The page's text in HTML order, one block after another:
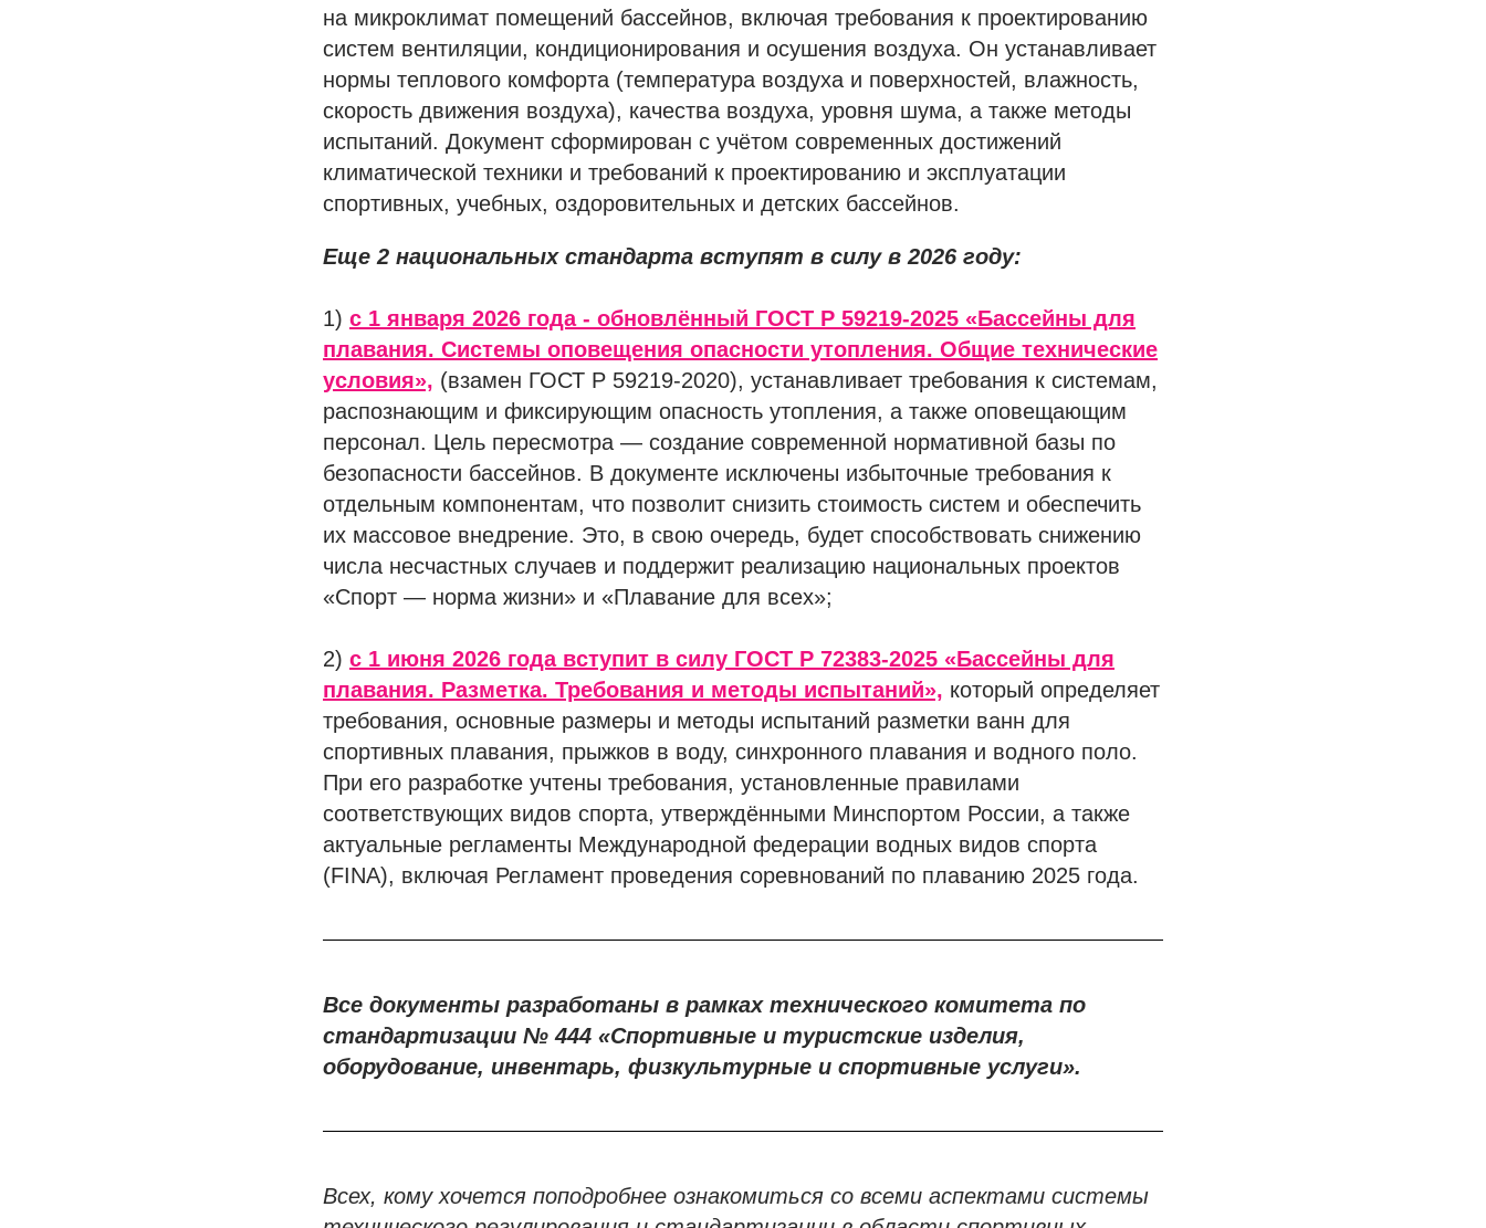
на микроклимат помещений бассейнов, включая требования к проектированию
систем вентиляции, кондиционирования и осушения воздуха. Он устанавливает
нормы теплового комфорта (температура воздуха и поверхностей, влажность,
скорость движения воздуха), качества воздуха, уровня шума, а также методы
испытаний. Документ сформирован с учётом современных достижений
климатической техники и требований к проектированию и эксплуатации
спортивных, учебных, оздоровительных и детских бассейнов.
Еще 2 национальных стандарта вступят в силу в 2026 году:
1) с 1 января 2026 года - обновлённый ГОСТ Р 59219-2025 «Бассейны для
плавания. Системы оповещения опасности утопления. Общие технические
условия», (взамен ГОСТ Р 59219-2020), устанавливает требования к системам,
распознающим и фиксирующим опасность утопления, а также оповещающим
персонал. Цель пересмотра — создание современной нормативной базы по
безопасности бассейнов. В документе исключены избыточные требования к
отдельным компонентам, что позволит снизить стоимость систем и обеспечить
их массовое внедрение. Это, в свою очередь, будет способствовать снижению
числа несчастных случаев и поддержит реализацию национальных проектов
«Спорт — норма жизни» и «Плавание для всех»;
2) с 1 июня 2026 года вступит в силу ГОСТ Р 72383-2025 «Бассейны для
плавания. Разметка. Требования и методы испытаний», который определяет
требования, основные размеры и методы испытаний разметки ванн для
спортивных плавания, прыжков в воду, синхронного плавания и водного поло.
При его разработке учтены требования, установленные правилами
соответствующих видов спорта, утверждёнными Минспортом России, а также
актуальные регламенты Международной федерации водных видов спорта
(FINA), включая Регламент проведения соревнований по плаванию 2025 года.
Все документы разработаны в рамках технического комитета по
стандартизации № 444 «Спортивные и туристские изделия,
оборудование, инвентарь, физкультурные и спортивные услуги».
Всех, кому хочется поподробнее ознакомиться со всеми аспектами системы